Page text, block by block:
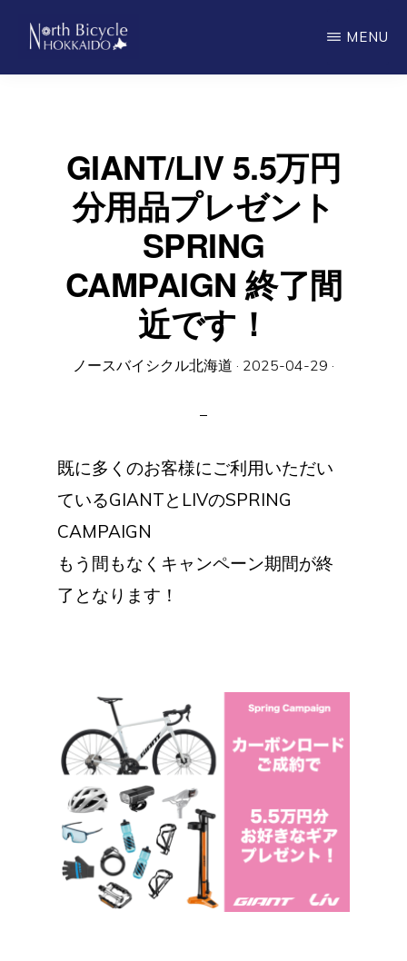
main
ノ
MENU
GIANT/LIV 5.5万円
分用品プレゼント
SPRING
CAMPAIGN 終了間
近です！
ノースバイシクル北海道 · 2025-04-29 ·
既に多くのお客様にご利用いただい
ているGIANTとLIVのSPRING
CAMPAIGN
もう間もなくキャンペーン期間が終
了となります！